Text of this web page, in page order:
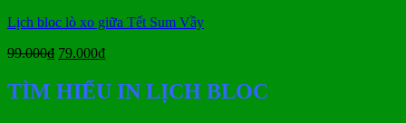
Lịch bloc lò xo giữa Tết Sum Vầy
99.000₫ Giá
là:
99.000₫.
79.000₫Giá
tại
là:
TÌM HIỂU IN LỊCH BLOC